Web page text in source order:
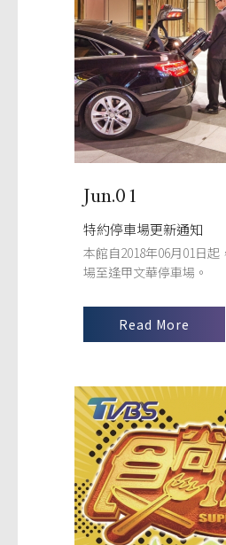
Jun.01
特約停車場更新通知
本館自2018年06月01日
場至逢甲文華停車場。
Read More